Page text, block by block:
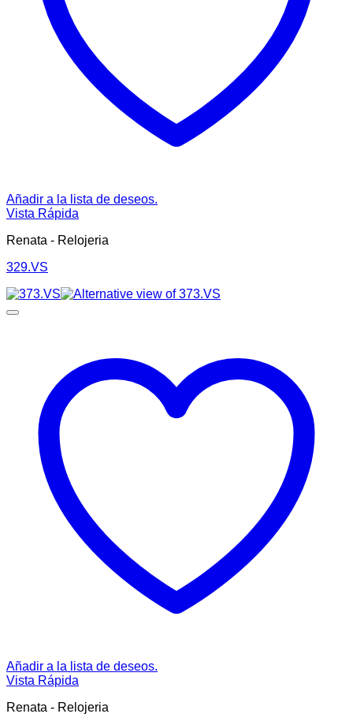
Añadir a la lista de deseos.
Vista Rápida
Renata - Relojeria
329.VS
Añadir a la lista de deseos.
Vista Rápida
Renata - Relojeria